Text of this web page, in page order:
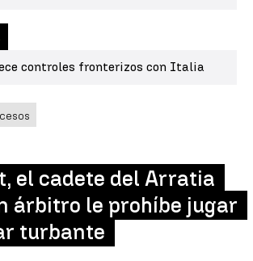
controles fronterizos con Italia
el cadete del Arratia
árbitro le prohíbe jugar
turbante